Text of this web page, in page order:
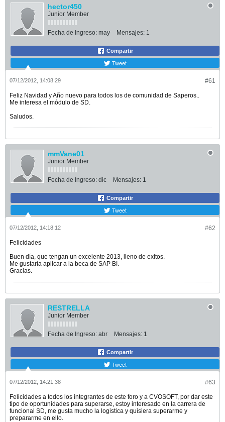
hector450
Junior Member
Fecha de Ingreso: may Mensajes: 1
Compartir
Tweet
#61
07/12/2012, 14:08:29
Feliz Navidad y Año nuevo para todos los de comunidad de Saperos..
Me interesa el módulo de SD.
Saludos.
mmVane01
Junior Member
Fecha de Ingreso: dic Mensajes: 1
Compartir
Tweet
#62
07/12/2012, 14:18:12
Felicidades
Buen día, que tengan un excelente 2013, lleno de exitos.
Me gustaría aplicar a la beca de SAP BI.
Gracias.
RESTRELLA
Junior Member
Fecha de Ingreso: abr Mensajes: 1
Compartir
Tweet
#63
07/12/2012, 14:21:38
Felicidades a todos los integrantes de este foro y a CVOSOFT, por dar este
tipo de oportunidades para superarse, estoy interesado en la carrera de
funcional SD, me gusta mucho la logistica y quisiera superarme y
prepararme en ello.